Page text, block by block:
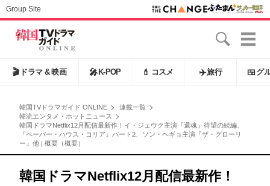
Group Site
🎬 ドラマ & 映画 🎤 K-POP 💄 コスメ ✈️旅行 🍱 グ
韓国TVドラマガイド ONLINE
連載一覧
韓流エンタメ・ホットニュース
韓国ドラマNetflix12月配信最新作！イ・ジェウク主演『還魂』待望の続編、
『ペーパー・ハウス・コリア』パート2、ソン・ヘギョ主演『ザ・グローリ
ー』他 | 概要（概要）
韓国ドラマNetflix12月配信最新作！